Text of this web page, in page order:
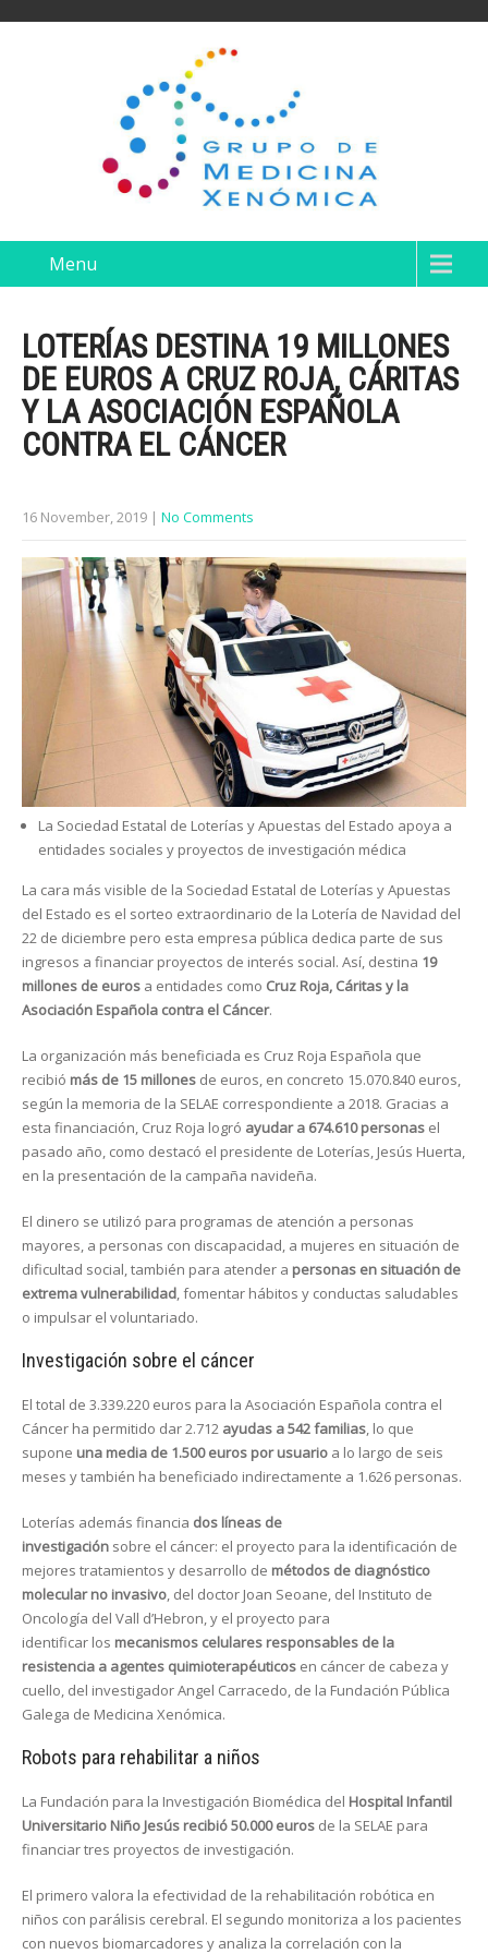
Menu
LOTERÍAS DESTINA 19 MILLONES
DE EUROS A CRUZ ROJA, CÁRITAS
Y LA ASOCIACIÓN ESPAÑOLA
CONTRA EL CÁNCER
16 November, 2019 | No Comments
La Sociedad Estatal de Loterías y Apuestas del Estado apoya a
entidades sociales y proyectos de investigación médica
La cara más visible de la Sociedad Estatal de Loterías y Apuestas
del Estado es el sorteo extraordinario de la Lotería de Navidad del
22 de diciembre pero esta empresa pública dedica parte de sus
ingresos a financiar proyectos de interés social. Así, destina 19
millones de euros a entidades como Cruz Roja, Cáritas y la
Asociación Española contra el Cáncer.
La organización más beneficiada es Cruz Roja Española que
recibió más de 15 millones de euros, en concreto 15.070.840 euros,
según la memoria de la SELAE correspondiente a 2018. Gracias a
esta financiación, Cruz Roja logró ayudar a 674.610 personas el
pasado año, como destacó el presidente de Loterías, Jesús Huerta,
en la presentación de la campaña navideña.
El dinero se utilizó para programas de atención a personas
mayores, a personas con discapacidad, a mujeres en situación de
dificultad social, también para atender a personas en situación de
extrema vulnerabilidad, fomentar hábitos y conductas saludables
o impulsar el voluntariado.
Investigación sobre el cáncer
El total de 3.339.220 euros para la Asociación Española contra el
Cáncer ha permitido dar 2.712 ayudas a 542 familias, lo que
supone una media de 1.500 euros por usuario a lo largo de seis
meses y también ha beneficiado indirectamente a 1.626 personas.
Loterías además financia dos líneas de
investigación sobre el cáncer: el proyecto para la identificación de
mejores tratamientos y desarrollo de métodos de diagnóstico
molecular no invasivo, del doctor Joan Seoane, del Instituto de
Oncología del Vall d’Hebron, y el proyecto para
identificar los mecanismos celulares responsables de la
resistencia a agentes quimioterapéuticos en cáncer de cabeza y
cuello, del investigador Angel Carracedo, de la Fundación Pública
Galega de Medicina Xenómica.
Robots para rehabilitar a niños
La Fundación para la Investigación Biomédica del Hospital Infantil
Universitario Niño Jesús recibió 50.000 euros de la SELAE para
financiar tres proyectos de investigación.
El primero valora la efectividad de la rehabilitación robótica en
niños con parálisis cerebral. El segundo monitoriza a los pacientes
con nuevos biomarcadores y analiza la correlación con la